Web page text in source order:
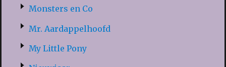
Monsters en Co
Mr. Aardappelhoofd
My Little Pony